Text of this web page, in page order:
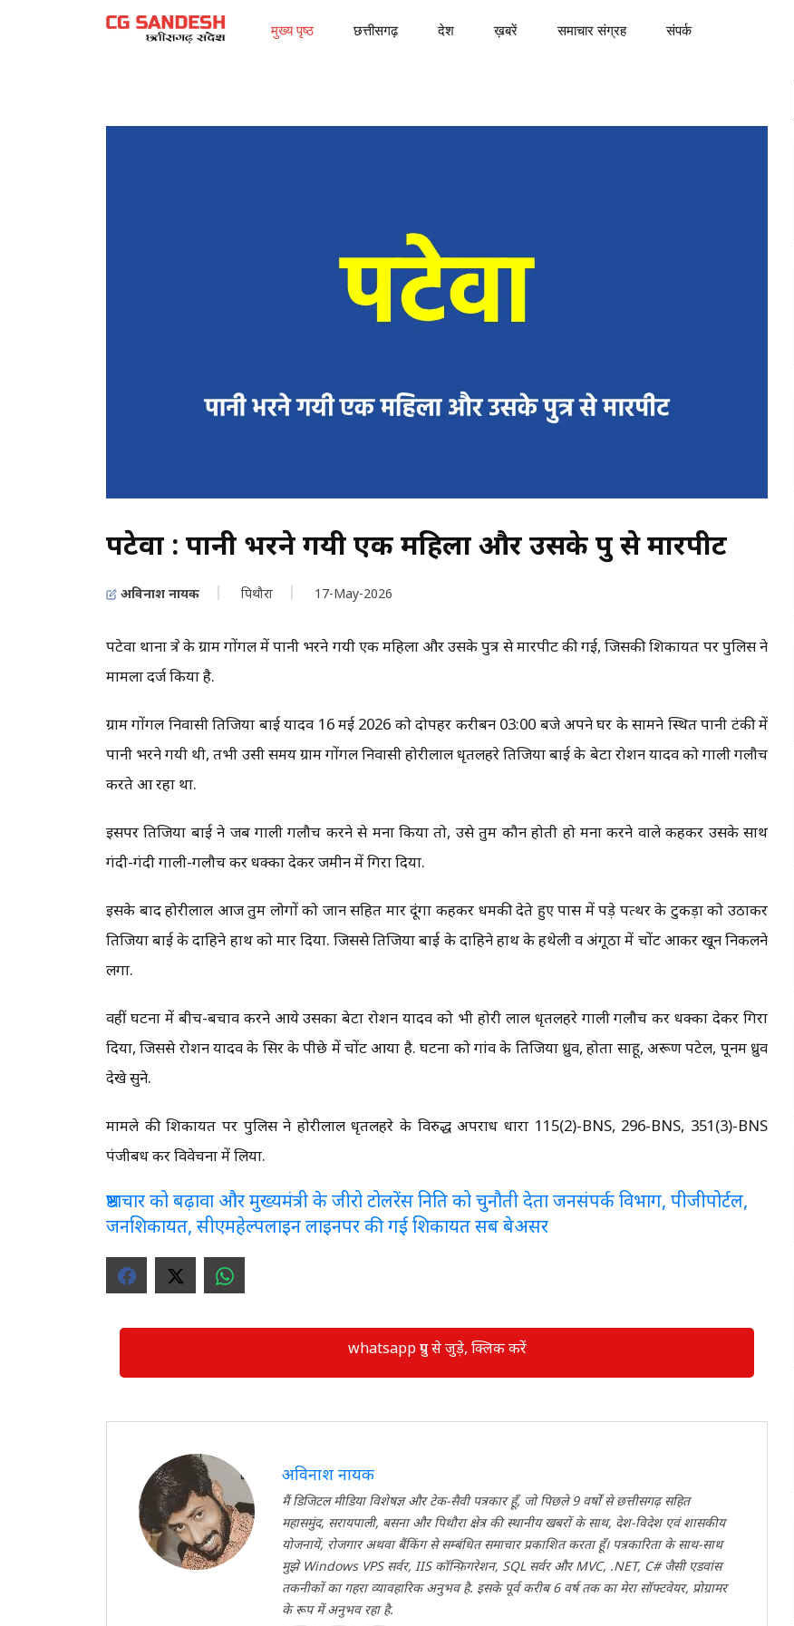
मुख्य पृष्ठ छत्तीसगढ़ देश ख़बरें समाचार संग्रह संपर्क
पटेवा : पानी भरने गयी एक महिला और उसके पुत्र से मारपीट
अविनाश नायक पिथौरा 17-May-2026
पटेवा थाना क्षेत्र के ग्राम गोंगल में पानी भरने गयी एक महिला और उसके पुत्र से मारपीट की गई, जिसकी शिकायत पर पुलिस ने
मामला दर्ज किया है.
ग्राम गोंगल निवासी तिजिया बाई यादव 16 मई 2026 को दोपहर करीबन 03:00 बजे अपने घर के सामने स्थित पानी टंकी में
पानी भरने गयी थी, तभी उसी समय ग्राम गोंगल निवासी होरीलाल धृतलहरे तिजिया बाई के बेटा रोशन यादव को गाली गलौच
करते आ रहा था.
इसपर तिजिया बाई ने जब गाली गलौच करने से मना किया तो, उसे तुम कौन होती हो मना करने वाले कहकर उसके साथ
गंदी-गंदी गाली-गलौच कर धक्का देकर जमीन में गिरा दिया.
इसके बाद होरीलाल आज तुम लोगों को जान सहित मार दूंगा कहकर धमकी देते हुए पास में पड़े पत्थर के टुकड़ा को उठाकर
तिजिया बाई के दाहिने हाथ को मार दिया. जिससे तिजिया बाई के दाहिने हाथ के हथेली व अंगूठा में चोंट आकर खून निकलने
लगा.
वहीं घटना में बीच-बचाव करने आये उसका बेटा रोशन यादव को भी होरी लाल धृतलहरे गाली गलौच कर धक्का देकर गिरा
दिया, जिससे रोशन यादव के सिर के पीछे में चोंट आया है. घटना को गांव के तिजिया ध्रुव, होता साहू, अरूण पटेल, पूनम ध्रुव
देखे सुने.
मामले की शिकायत पर पुलिस ने होरीलाल धृतलहरे के विरुद्ध अपराध धारा 115(2)-BNS, 296-BNS, 351(3)-BNS
पंजीबध कर विवेचना में लिया.
भ्रष्टाचार को बढ़ावा और मुख्यमंत्री के जीरो टोलरेंस निति को चुनौती देता जनसंपर्क विभाग, पीजीपोर्टल,
जनशिकायत, सीएमहेल्पलाइन लाइनपर की गई शिकायत सब बेअसर
whatsapp ग्रुप से जुड़े, क्लिक करें
अविनाश नायक
मैं डिजिटल मीडिया विशेषज्ञ और टेक-सैवी पत्रकार हूँ, जो पिछले 9 वर्षों से छत्तीसगढ़ सहित
महासमुंद, सरायपाली, बसना और पिथौरा क्षेत्र की स्थानीय खबरों के साथ, देश-विदेश एवं शासकीय
योजनायें, रोजगार अथवा बैंकिंग से सम्बंधित समाचार प्रकाशित करता हूँ। पत्रकारिता के साथ-साथ
मुझे Windows VPS सर्वर, IIS कॉन्फ़िगरेशन, SQL सर्वर और MVC, .NET, C# जैसी एडवांस
तकनीकों का गहरा व्यावहारिक अनुभव है. इसके पूर्व करीब 6 वर्ष तक का मेरा सॉफ्टवेयर, प्रोग्रामर
के रूप में अनुभव रहा है.